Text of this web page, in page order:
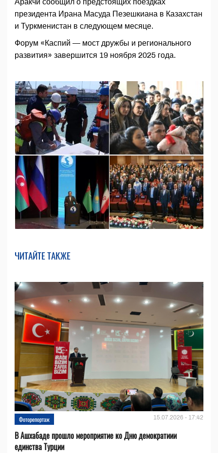
Аракчи сообщил о предстоящих поездках
президента Ирана Масуда Пезешкиана в Казахстан
и Туркменистан в следующем месяце.
Форум «Каспий — мост дружбы и регионального
развития» завершится 19 ноября 2025 года.
ЧИТАЙТЕ ТАКЖЕ
Фоторепортаж 15.07.2026 - 17:42
В Ашхабаде прошло мероприятие ко Дню демократиии
единства Турции